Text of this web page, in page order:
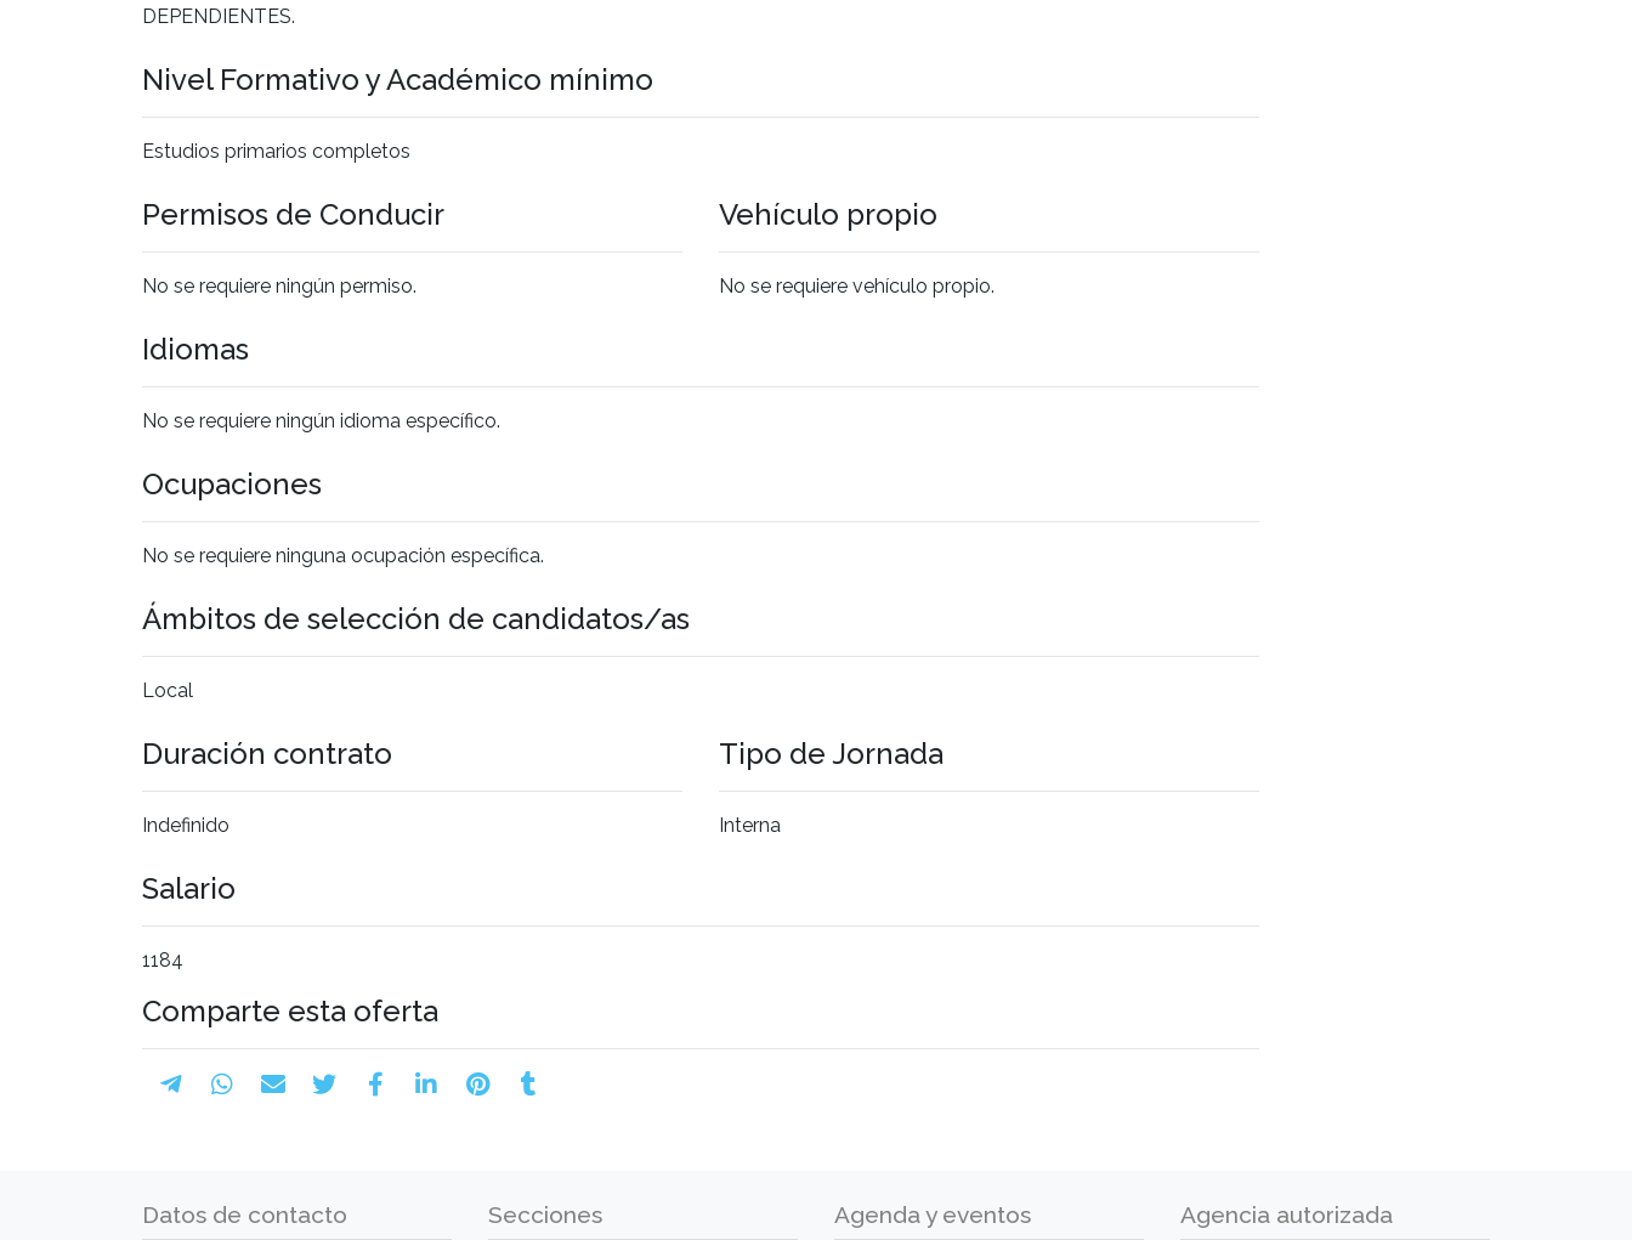
DEPENDIENTES.
Nivel Formativo y Académico mínimo
Estudios primarios completos
Permisos de Conducir
No se requiere ningún permiso.
Vehículo propio
No se requiere vehículo propio.
Idiomas
No se requiere ningún idioma específico.
Ocupaciones
No se requiere ninguna ocupación específica.
Ámbitos de selección de candidatos/as
Local
Duración contrato
Indefinido
Tipo de Jornada
Interna
Salario
1184
Comparte esta oferta
Datos de contacto Secciones Agenda y eventos Agencia autorizada